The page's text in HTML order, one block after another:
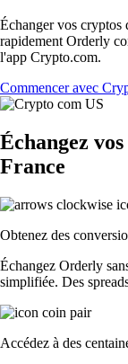
Échanger vos cryptos
rapidement Orderly
l'app Crypto.com.
Commencer avec
Échangez
France
Obtenez des
Échangez Orderly
simplifiée. Des
Accédez à des